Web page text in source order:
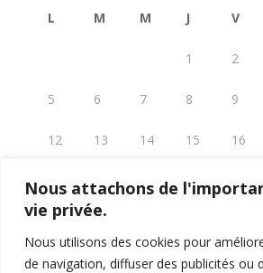
Nous attachons de
vie privée.
Nous utilisons des cookies pour
de navigation, diffuser des publicités ou
L M M J V
1 2
5 6 7 8 9
12 13 14 15 16
22 23
26 27
« Jan
Jan »